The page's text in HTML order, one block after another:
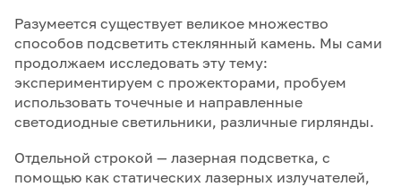
Разумеется существует великое множество
способов подсветить стеклянный камень. Мы сами
продолжаем исследовать эту тему:
экспериментируем с прожекторами, пробуем
использовать точечные и направленные
светодиодные светильники, различные гирлянды.
Отдельной строкой — лазерная подсветка, с
помощью как статических лазерных излучателей,